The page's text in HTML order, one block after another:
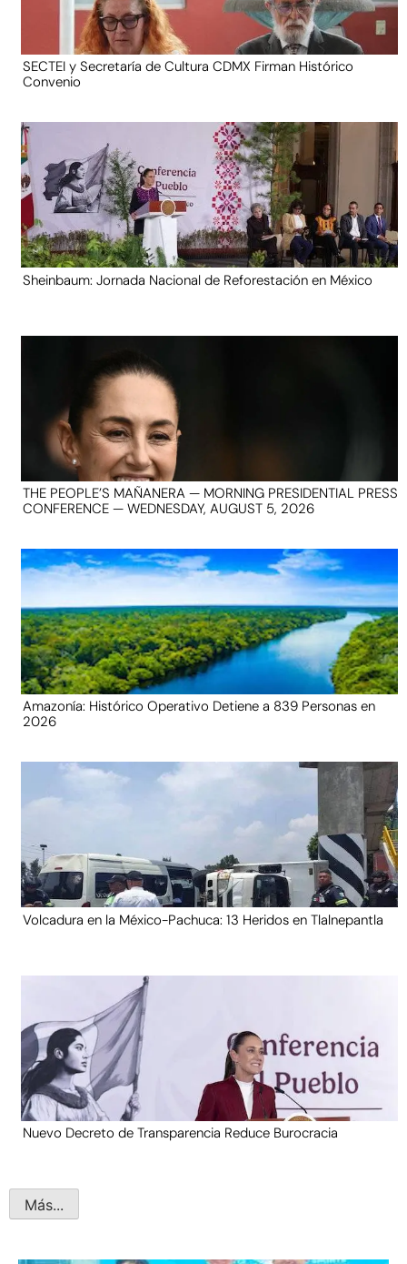
SECTEI y Secretaría de Cultura CDMX Firman Histórico
Convenio
Sheinbaum: Jornada Nacional de Reforestación en México
THE PEOPLE’S MAÑANERA — MORNING PRESIDENTIAL PRESS
CONFERENCE — WEDNESDAY, AUGUST 5, 2026
Amazonía: Histórico Operativo Detiene a 839 Personas en
2026
Volcadura en la México-Pachuca: 13 Heridos en Tlalnepantla
Nuevo Decreto de Transparencia Reduce Burocracia
Más...